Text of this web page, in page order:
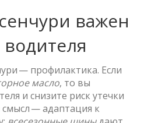
важен
— профилактика. Если
масло, то вы
и снизите риск утечки
— адаптация к